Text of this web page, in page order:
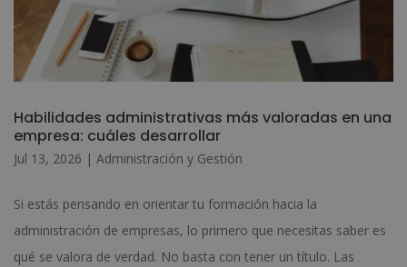
Habilidades administrativas más valoradas en una
empresa: cuáles desarrollar
Jul 13, 2026 | Administración y Gestión
Si estás pensando en orientar tu formación hacia la
administración de empresas, lo primero que necesitas saber es
qué se valora de verdad. No basta con tener un título. Las